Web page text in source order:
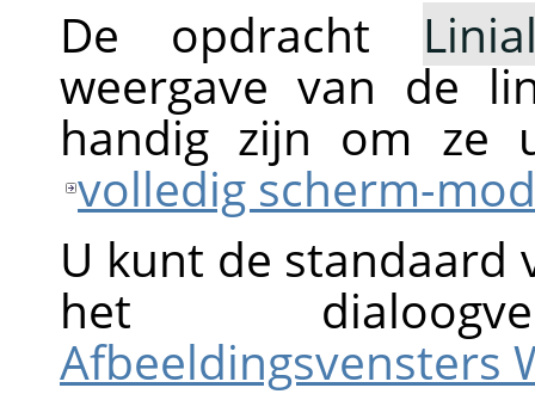
De opdracht
weergave van de
handig zijn om ze
volledig scherm-
U kunt de standaard
het
Afbeeldingsvensters